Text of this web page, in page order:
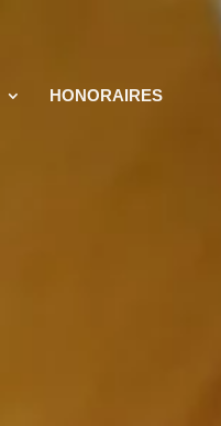
HONORAIRES